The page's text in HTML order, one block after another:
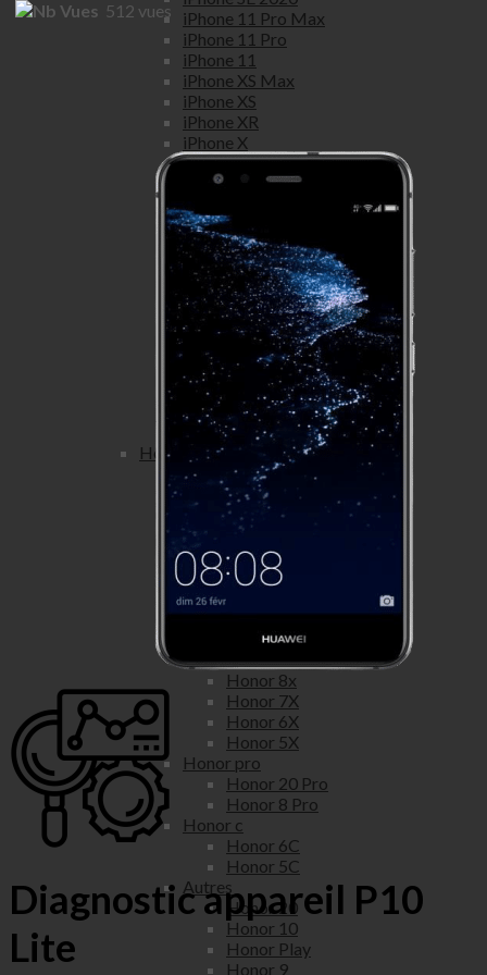
iPhone 11 Pro Max
iPhone 11 Pro
iPhone 11
iPhone XS Max
iPhone XS
iPhone XR
iPhone X
iPhone 8 Plus
iPhone 8
iPhone 7 Plus
iPhone 7
iPhone SE
iPhone 6S Plus
iPhone 6S
iPhone 6 Plus
iPhone 6
iPhone 5S
iPhone 5C
iPhone 5
iPhone 4S
iPhone 4
Honor
Honor view
Honor View 20
Honor View 10
Honor lite
Honor 20 Lite
Honor 10 Lite
Honor 8 Lite
Honor 9x
Honor 8x
Honor 7X
Honor 6X
Honor 5X
Honor pro
Honor 20 Pro
Honor 8 Pro
Honor c
Honor 6C
Honor 5C
Autres
Honor 20
Honor 10
Honor Play
Honor 9
512 vues
Diagnostic appareil P10
Lite